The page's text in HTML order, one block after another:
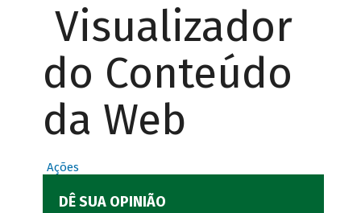
Visualizador
do Conteúdo
da Web
Ações
DÊ SUA OPINIÃO